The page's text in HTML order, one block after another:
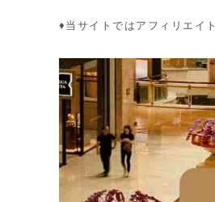
♦︎当サイトではアフィリエイ